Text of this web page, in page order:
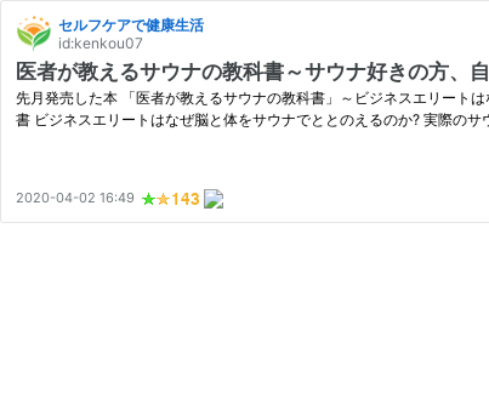
セルフケアで健康生活
id:kenkou07
医者が教えるサウナの教科書～サウナ好きの方、
先月発売した本 「医者が教えるサウナの教科書」～ビジネスエリート
書 ビジネスエリートはなぜ脳と体をサウナでととのえるのか? 実際の
2020-04-02 16:49